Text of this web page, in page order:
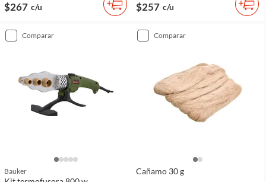
$267 c/u $257 c/u
comparar
Bauker
comparar
Cañamo 30 g